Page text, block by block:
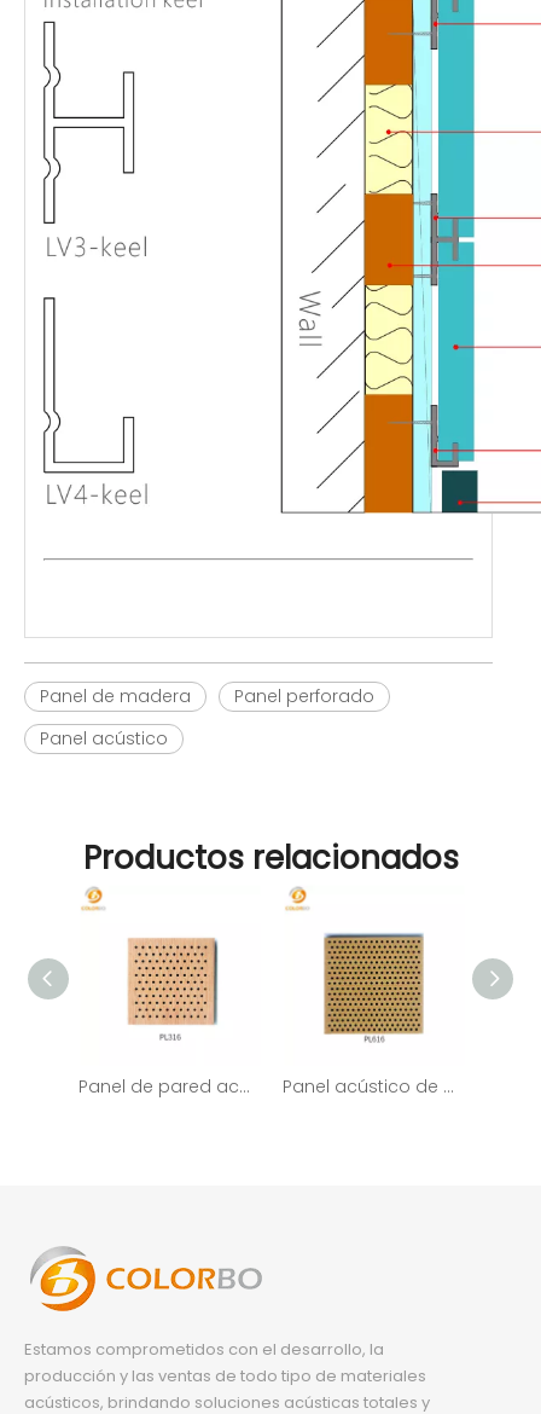
Panel de madera
Panel perforado
Panel acústico
Productos relacionados
Panel de pared acústico perforado de madera de madera decorativa para absorción de sonido Panel acústico de pared de madera de absorción de ruido decorativo MDF
Estamos comprometidos con el desarrollo, la
producción y las ventas de todo tipo de materiales
acústicos, brindando soluciones acústicas totales y